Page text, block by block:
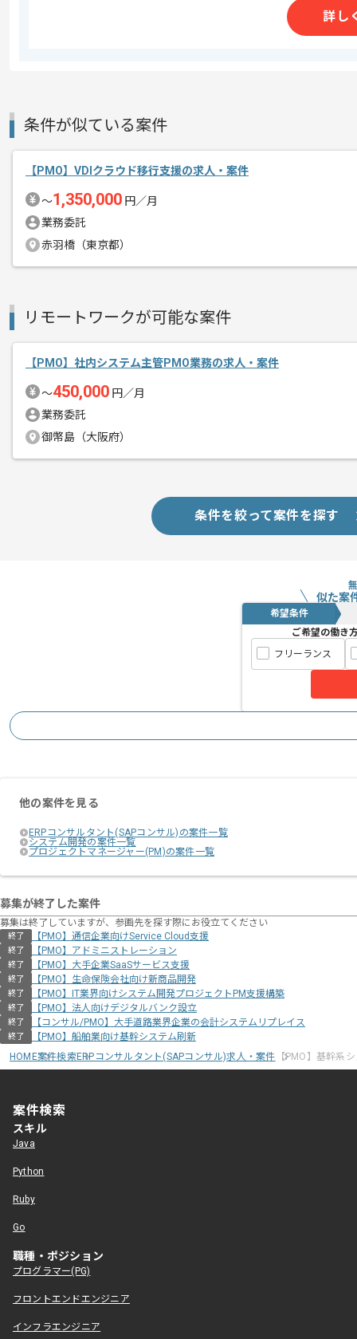
メント
レバテックでの実績がある企業の案件で
スキルアップされたい方、長期的に参
詳し
条件が似ている案件
【PMO】VDIクラウド移行支援の求人・案件
〜1,350,000 円／月
業務委託
赤羽橋（東京都）
リモートワークが可能な案件
【PMO】社内システム主管PMO業務の求人・案件
〜450,000 円／月
業務委託
御幣島（大阪府）
条件を絞って案件を探す
似た案
希望条件
ご希望の働き
フリーランス
他の案件を見る
ERPコンサルタント(SAPコンサル)の案件一覧
システム開発の案件一覧
プロジェクトマネージャー(PM)の案件一覧
募集が終了した案件
募集は終了していますが、参画先を探す際にお役立てください
終了 【PMO】通信企業向けService Cloud支援
終了 【PMO】アドミニストレーション
終了 【PMO】大手企業SaaSサービス支援
終了 【PMO】生命保険会社向け新商品開発
終了 【PMO】IT業界向けシステム開発プロジェクトPM支援構築
終了 【PMO】法人向けデジタルバンク設立
終了 【コンサル/PMO】大手道路業界企業の会計システムリプレイス
終了
【PMO】船舶業向け基幹システム刷新
HOME案件検索ERPコンサルタント(SAPコンサル)求人・案件 【PMO】基幹系
案件検索
スキル
Java
Python
Ruby
Go
職種・ポジション
プログラマー(PG)
フロントエンドエンジニア
インフラエンジニア